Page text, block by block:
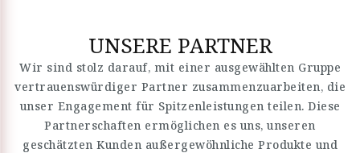
UNSERE PARTNER
Wir sind stolz darauf, mit einer ausgewählten Gruppe
vertrauenswürdiger Partner zusammenzuarbeiten, die
unser Engagement für Spitzenleistungen teilen. Diese
Partnerschaften ermöglichen es uns, unseren
geschätzten Kunden außergewöhnliche Produkte und